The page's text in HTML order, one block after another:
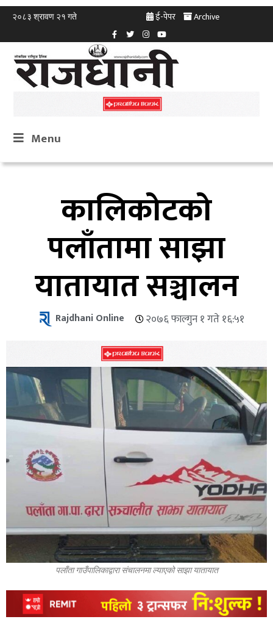
२०८३ श्रावण २१ गते ई-पेपर Archive
Menu
कालिकोटको
पलाँतामा साझा
यातायात सञ्चालन
Rajdhani Online २०७६ फाल्गुन १ गते १६:५१
पलाँता गाउँपालिकाद्वारा संचालनमा ल्याएको साझा यातायात